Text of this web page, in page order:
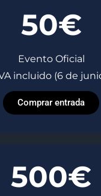
50€
Evento Oficial
incluido (6 de
Comprar entrada
500€